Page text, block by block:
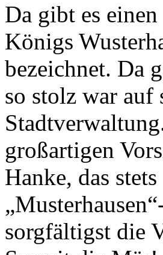
Da gibt es
Königs
bezeichnet. Da
so stolz war auf
großartigen
Hanke, das
sorgfältigst die